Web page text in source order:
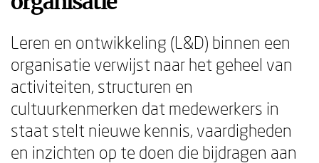
Leren en ontwikkeling (L&D) binnen een
organisatie verwijst naar het geheel van
activiteiten, structuren en
cultuurkenmerken dat medewerkers in
staat stelt nieuwe kennis, vaardigheden
en inzichten op te doen die bijdragen aan